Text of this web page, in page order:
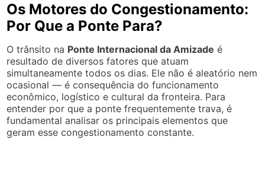
Os Motores do Congestionamento:
Por Que a Ponte Para?
O trânsito na Ponte Internacional da Amizade é
resultado de diversos fatores que atuam
simultaneamente todos os dias. Ele não é aleatório nem
ocasional — é consequência do funcionamento
econômico, logístico e cultural da fronteira. Para
entender por que a ponte frequentemente trava, é
fundamental analisar os principais elementos que
geram esse congestionamento constante.